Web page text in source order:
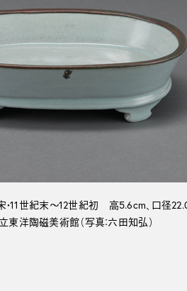
11世紀末～12世紀初 高5.6cm、口径
東洋陶磁美術館（写真：六田知弘）